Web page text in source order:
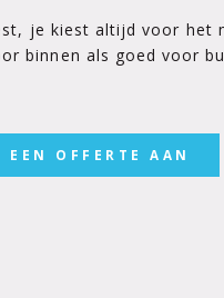
je kiest altijd voor het
binnen als goed voor
OFFERTE AAN